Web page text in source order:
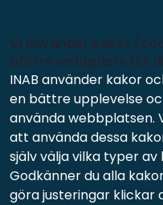
INAB använder kakor
en bättre upplevelse
använda webbplatsen.
att använda dessa
själv välja vilka typer
Godkänner du alla
göra justeringar klickar